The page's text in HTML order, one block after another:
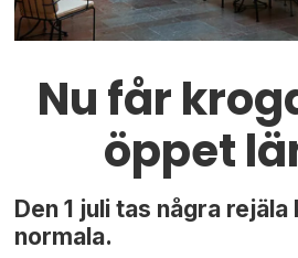
Nu får
öppet
Den 1 juli tas några
normala.